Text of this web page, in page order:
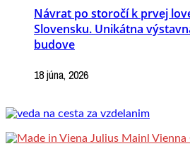
Návrat po storočí k prvej
Slovensku. Unikátna
budove
18 júna, 2026